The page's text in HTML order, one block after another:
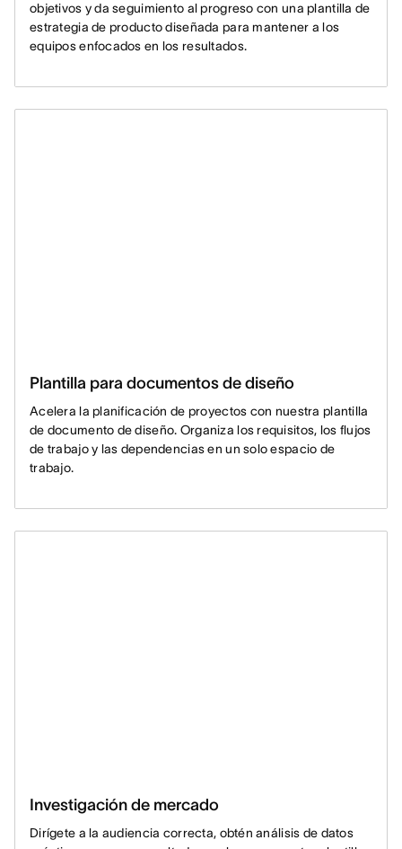
objetivos y da seguimiento al progreso con una plantilla de
estrategia de producto diseñada para mantener a los
equipos enfocados en los resultados.
Plantilla para documentos de diseño
Acelera la planificación de proyectos con nuestra plantilla
de documento de diseño. Organiza los requisitos, los flujos
de trabajo y las dependencias en un solo espacio de
trabajo.
Investigación de mercado
Dirígete a la audiencia correcta, obtén análisis de datos